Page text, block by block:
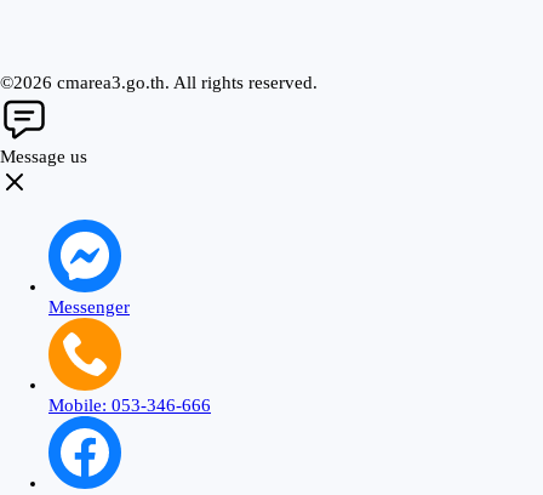
©2026 cmarea3.go.th. All rights reserved.
Message us
Messenger
Mobile: 053-346-666